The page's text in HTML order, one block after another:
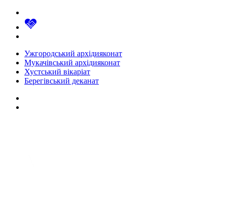
Ужгородський архідияконат
Мукачівський архідияконат
Хустський вікаріат
Берегівський деканат